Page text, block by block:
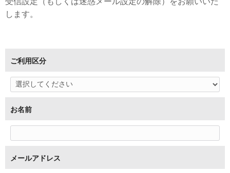
します。
ご利用区分
お名前
メールアドレス